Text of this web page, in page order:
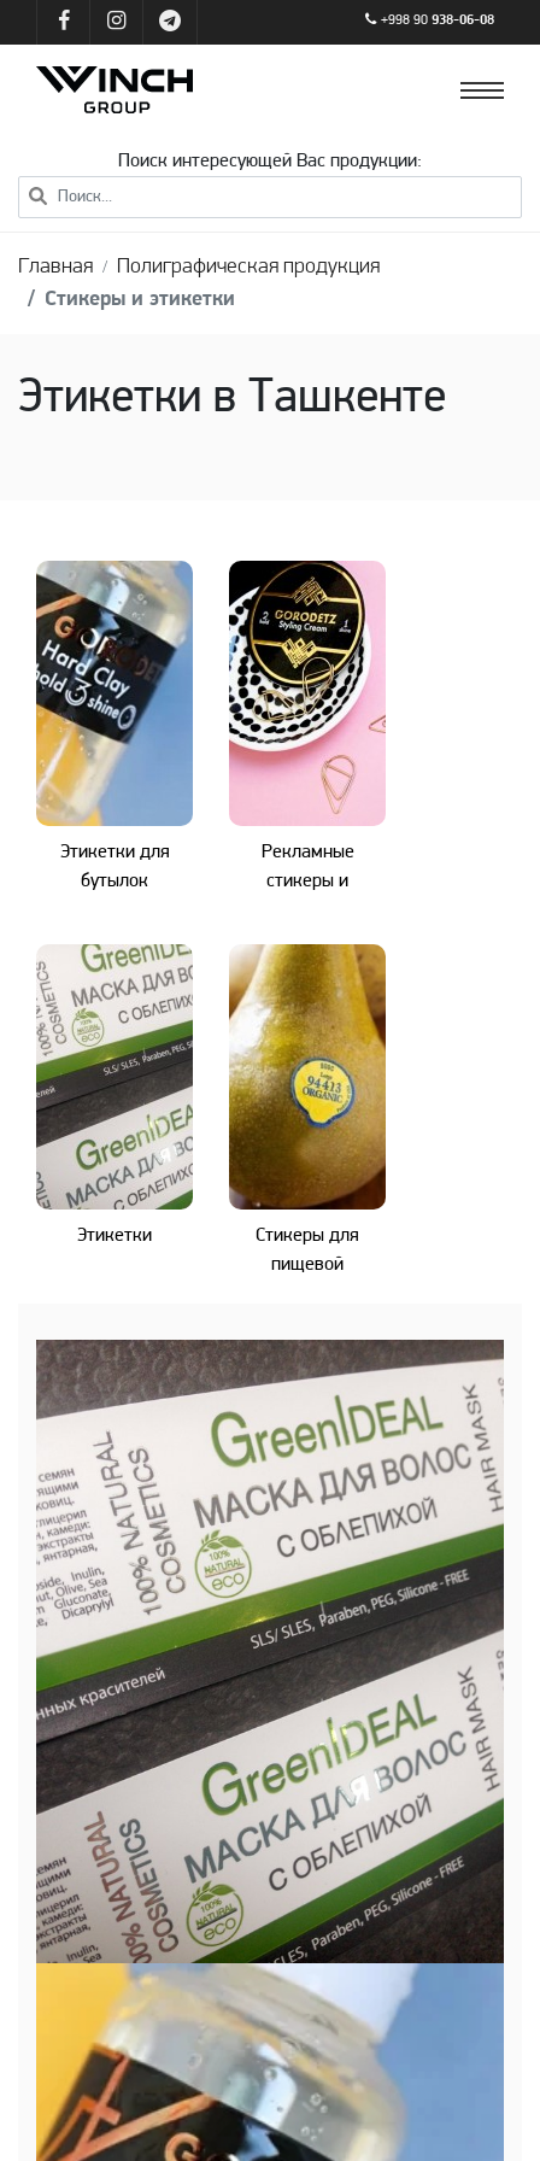
+998 90 938-06-08
Поиск интересующей Вас продукции:
Главная
Полиграфическая продукция
Стикеры и этикетки
Этикетки в Ташкенте
Этикетки для
бутылок
Рекламные
стикеры и
Этикетки
Стикеры для
пищевой